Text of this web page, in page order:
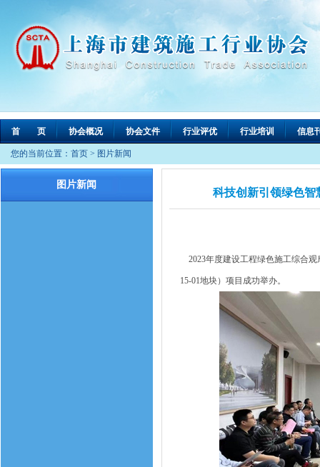
首 页 协会概况 协会文件 行业评优 行业培训 信息
您的当前位置： 首页 > 图片新闻
图片新闻
科技创新引领绿色
2023年度建设工程绿色施工综合观
15-01地块）项目成功举办。